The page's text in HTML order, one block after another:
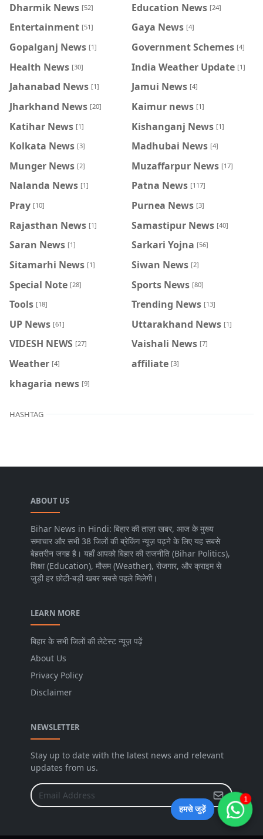
Dharmik News [52] Education News [24]
Entertainment [51] Gaya News [4]
Gopalganj News [1] Government Schemes [4]
Health News [30] India Weather Update [1]
Jahanabad News [1] Jamui News [4]
Jharkhand News [20] Kaimur news [1]
Katihar News [1] Kishanganj News [1]
Kolkata News [3] Madhubai News [4]
Munger News [2] Muzaffarpur News [17]
Nalanda News [1] Patna News [117]
Pray [10] Purnea News [3]
Rajasthan News [1] Samastipur News [40]
Saran News [1] Sarkari Yojna [56]
Sitamarhi News [1] Siwan News [2]
Special Note [28] Sports News [80]
Tools [18] Trending News [13]
UP News [61] Uttarakhand News [1]
VIDESH NEWS [27] Vaishali News [7]
Weather [4] affiliate [3]
khagaria news [9]
HASHTAG
ABOUT US
Bihar News in Hindi: बिहार की ताज़ा खबर, आज के मुख्य
समाचार और सभी 38 जिलों की ब्रेकिंग न्यूज़ पढ़ने के लिए यह सबसे
बेहतरीन जगह है। यहाँ आपको बिहार की राजनीति (Bihar Politics),
शिक्षा (Education), मौसम (Weather), रोजगार, और क्राइम से
जुड़ी हर छोटी-बड़ी खबर सबसे पहले मिलेगी।
LEARN MORE
बिहार के सभी जिलों की लेटेस्ट न्यूज़ पढ़ें
About Us
Privacy Policy
Disclaimer
NEWSLETTER
Stay up to date with the latest news and relevant
updates from us.
हमसे जुड़ें
1